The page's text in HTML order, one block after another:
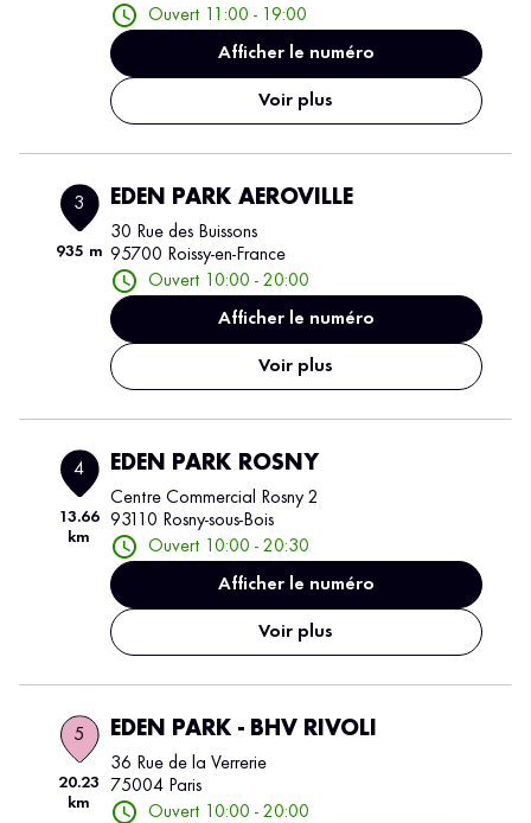
Ouvert 11:00 - 19:00
Afficher le numéro
Voir plus
3
935 m
EDEN PARK AEROVILLE
30 Rue des Buissons
95700 Roissy-en-France
Ouvert 10:00 - 20:00
Afficher le numéro
Voir plus
4
13.66
km
EDEN PARK ROSNY
Centre Commercial Rosny 2
93110 Rosny-sous-Bois
Ouvert 10:00 - 20:30
Afficher le numéro
Voir plus
5
20.23
km
EDEN PARK - BHV RIVOLI
36 Rue de la Verrerie
75004 Paris
Ouvert 10:00 - 20:00